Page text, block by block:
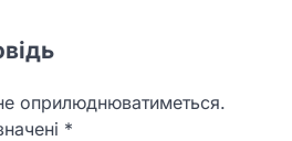
оприлюднюватиметься.
*